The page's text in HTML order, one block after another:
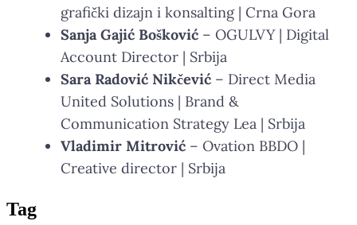
grafički dizajn i konsalting | Crna Gora
Sanja Gajić Bošković – OGULVY | Digital
Account Director | Srbija
Sara Radović Nikčević – Direct Media
United Solutions | Brand &
Communication Strategy Lea | Srbija
Vladimir Mitrović – Ovation BBDO |
Creative director | Srbija
Tag